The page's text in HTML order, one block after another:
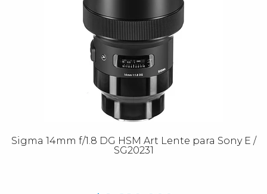
Sigma 14mm f/1.8 DG HSM Art Lente para Sony E /
SG20231